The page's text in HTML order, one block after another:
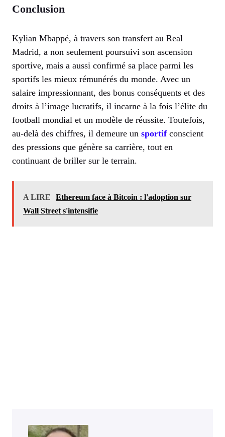
Conclusion
Kylian Mbappé, à travers son transfert au Real
Madrid, a non seulement poursuivi son ascension
sportive, mais a aussi confirmé sa place parmi les
sportifs les mieux rémunérés du monde. Avec un
salaire impressionnant, des bonus conséquents et des
droits à l’image lucratifs, il incarne à la fois l’élite du
football mondial et un modèle de réussite. Toutefois,
au-delà des chiffres, il demeure un sportifconscient
des pressions que génère sa carrière, tout en
continuant de briller sur le terrain.
A LIRE
Ethereum face à Bitcoin : l'adoption sur
Wall Street s'intensifie